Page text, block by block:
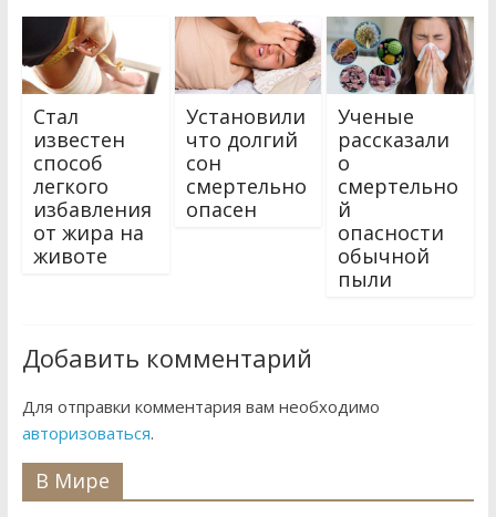
Стал
известен
способ
легкого
избавления
от жира на
животе
Установили
что долгий
сон
смертельно
опасен
Ученые
рассказали
о
смертельно
й
опасности
обычной
пыли
Добавить комментарий
Для отправки комментария вам необходимо
авторизоваться.
В Мире